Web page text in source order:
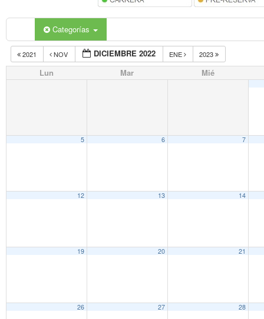
Categorías
2021 NOV DICIEMBRE 2022 ENE 2023
Lun Mar Mié
5 6 7
12 13 14
19 20 21
26 27 28